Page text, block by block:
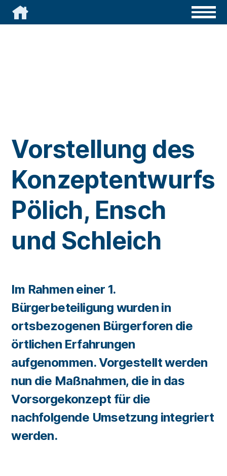

Vorstellung des
Konzeptentwurfs
Pölich, Ensch
und Schleich
Im Rahmen einer 1.
Bürgerbeteiligung wurden in
ortsbezogenen Bürgerforen die
örtlichen Erfahrungen
aufgenommen. Vorgestellt werden
nun die Maßnahmen, die in das
Vorsorgekonzept für die
nachfolgende Umsetzung integriert
werden.